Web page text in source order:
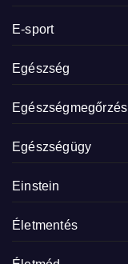
E-sport
Egészség
Egészségmegőrzés
Egészségügy
Einstein
Életmentés